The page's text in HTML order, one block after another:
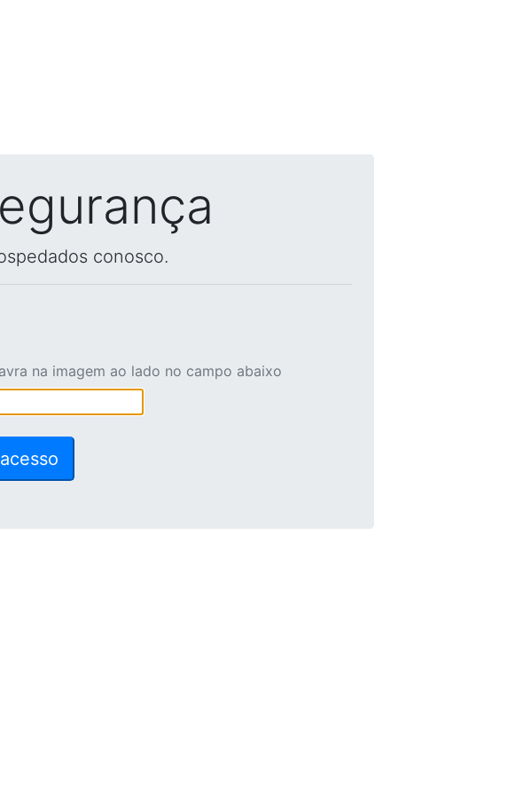
conosco.
na imagem ao lado no campo abaixo